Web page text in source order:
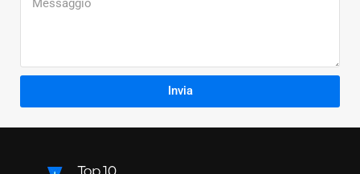
Invia